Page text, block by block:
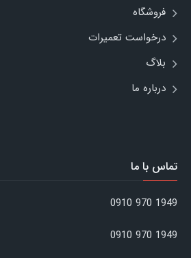
فروشگاه
درخواست تعمیرات
بلاگ
درباره ما
تماس با ما
1949 970 0910
1949 970 0910